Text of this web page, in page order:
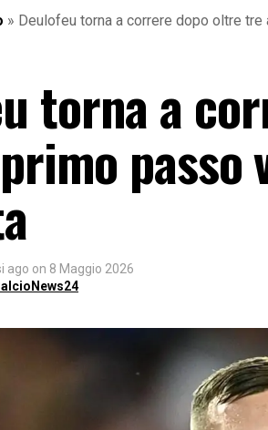
» Deulofeu torna a correre dopo oltre
torna a
passo
ago on 8 Maggio 2026